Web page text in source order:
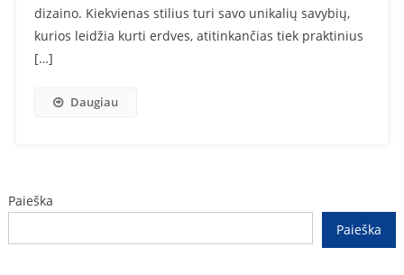
dizaino. Kiekvienas stilius turi savo unikalių savybių,
kurios leidžia kurti erdves, atitinkančias tiek praktinius
[…]
Daugiau
Paieška
Paieška